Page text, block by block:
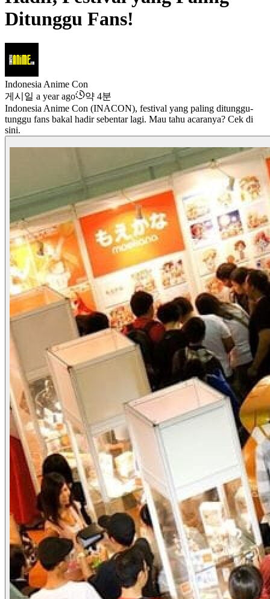
Ditunggu Fans!
Indonesia Anime Con
게시일 a year ago
약 4분
Indonesia Anime Con (INACON), festival yang paling ditunggu-
tunggu fans bakal hadir sebentar lagi. Mau tahu acaranya? Cek di
sini.